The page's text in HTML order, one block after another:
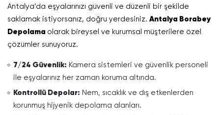
Antalya’da eşyalarınızı güvenli ve düzenli bir şekilde
saklamak istiyorsanız, doğru yerdesiniz. Antalya Borabey
Depolama olarak bireysel ve kurumsal müşterilere özel
çözümler sunuyoruz.
7/24 Güvenlik: Kamera sistemleri ve güvenlik personeli
ile eşyalarınız her zaman koruma altında.
Kontrollü Depolar: Nem, sıcaklık ve dış etkenlerden
korunmuş hijyenik depolama alanları.